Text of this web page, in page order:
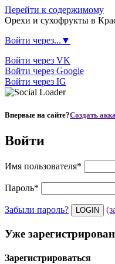
Перейти к содержимому
Орехи и сухофрукты в
Войти через...▼
Войти через VK
Войти через Google
Войти через IG
Впервые на сайте?Создать
Войти
Имя пользователя*
Пароль*
Забыли пароль?
Уже
Зарегистрироваться